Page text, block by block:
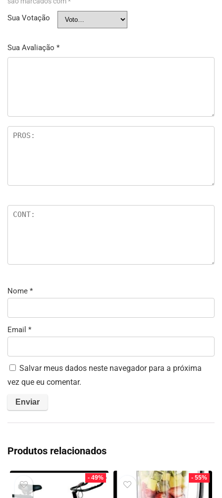
Sua Votação
Sua Avaliação *
Nome *
Email *
Salvar meus dados neste navegador para a próxima
vez que eu comentar.
Produtos relacionados
- 49% - 55%